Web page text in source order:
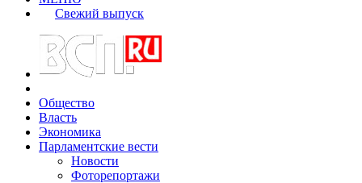
Свежий выпуск
Общество
Власть
Экономика
Парламентские вести
Новости
Фоторепортажи